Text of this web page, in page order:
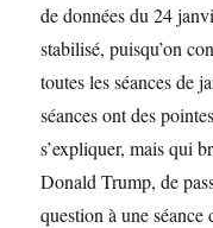
de données du 24
stabilisé, puisqu’on
toutes les séances de
séances ont des
s’expliquer, mais qui
Donald Trump, de
question à une